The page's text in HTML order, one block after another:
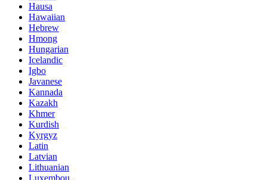
Hausa
Hawaiian
Hebrew
Hmong
Hungarian
Icelandic
Igbo
Javanese
Kannada
Kazakh
Khmer
Kurdish
Kyrgyz
Latin
Latvian
Lithuanian